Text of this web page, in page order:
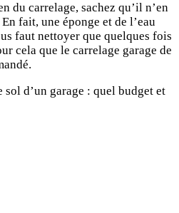
du carrelage, sachez qu’il n’en
fait, une éponge et de l’eau
faut nettoyer que quelques fois
cela que le carrelage garage de
d’un garage : quel budget et